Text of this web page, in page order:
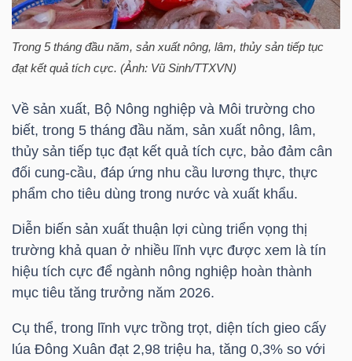
Trong 5 tháng đầu năm, sản xuất nông, lâm, thủy sản tiếp tục
đạt kết quả tích cực. (Ảnh: Vũ Sinh/TTXVN)
Về sản xuất, Bộ Nông nghiệp và Môi trường cho
biết, trong 5 tháng đầu năm, sản xuất nông, lâm,
thủy sản tiếp tục đạt kết quả tích cực, bảo đảm cân
đối cung-cầu, đáp ứng nhu cầu lương thực, thực
phẩm cho tiêu dùng trong nước và xuất khẩu.
Diễn biến sản xuất thuận lợi cùng triển vọng thị
trường khả quan ở nhiều lĩnh vực được xem là tín
hiệu tích cực để ngành nông nghiệp hoàn thành
mục tiêu tăng trưởng năm 2026.
Cụ thể, trong lĩnh vực trồng trọt, diện tích gieo cấy
lúa Đông Xuân đạt 2,98 triệu ha, tăng 0,3% so với
DOANH
CỔ
PHIẾU
SINH
PHIẾU